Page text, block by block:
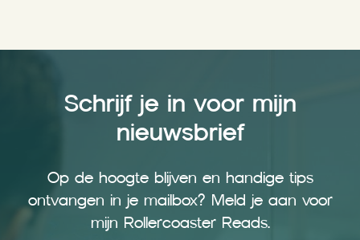
Schrijf je in voor mijn
nieuwsbrief
Op de hoogte blijven en handige tips
ontvangen in je mailbox? Meld je aan voor
mijn Rollercoaster Reads.